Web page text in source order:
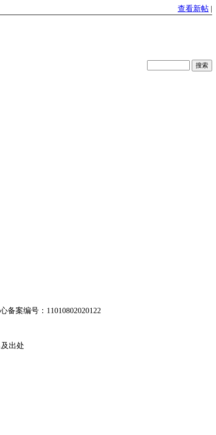
查看新帖 |
备案编号：11010802020122
出处